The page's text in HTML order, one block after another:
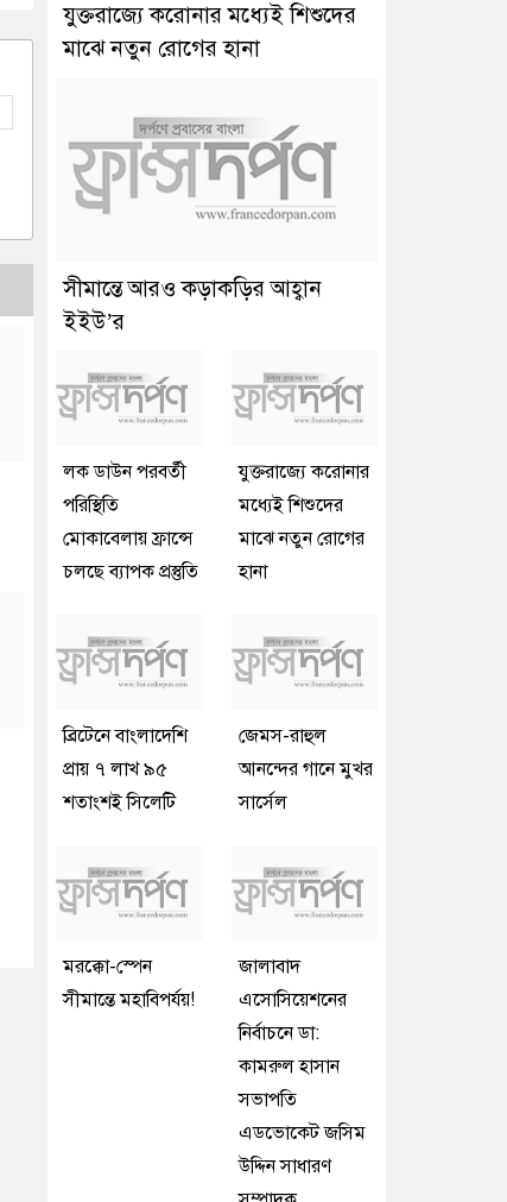
যুক্তরাজ্যে করোনার মধ্যেই শিশুদের
মাঝে নতুন রোগের হানা
সীমান্তে আরও কড়াকড়ির আহ্বান
ইইউ’র
লক ডাউন পরবর্তী
পরিস্থিতি
মোকাবেলায় ফ্রান্সে
চলছে ব্যাপক প্রস্তুতি
যুক্তরাজ্যে করোনার
মধ্যেই শিশুদের
মাঝে নতুন রোগের
হানা
ব্রিটেনে বাংলাদেশি
প্রায় ৭ লাখ ৯৫
শতাংশই সিলেটি
জেমস-রাহুল
আনন্দের গানে মুখর
সার্সেল
মরক্কো-স্পেন
সীমান্তে মহাবিপর্যয়!
জালাবাদ
এসোসিয়েশনের
নির্বাচনে ডা:
কামরুল হাসান
সভাপতি
এডভোকেট জসিম
উদ্দিন সাধারণ